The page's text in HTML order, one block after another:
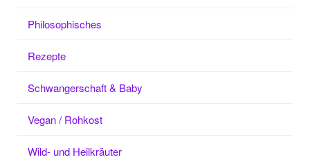
Philosophisches
Rezepte
Schwangerschaft & Baby
Vegan / Rohkost
Wild- und Heilkräuter